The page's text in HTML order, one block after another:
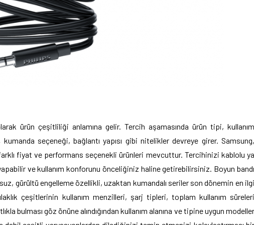
ürün çeşitliliği anlamına gelir. Tercih aşamasında ürün tipi, kullanım
kumanda seçeneği, bağlantı yapısı gibi nitelikler devreye girer. Samsung,
fiyat ve performans seçenekli ürünleri mevcuttur. Tercihinizi kablolu ya
ve kullanım konforunu önceliğiniz haline getirebilirsiniz. Boyun bandı
gürültü engelleme özellikli, uzaktan kumandalı seriler son dönemin en ilgi
çeşitlerinin kullanım menzilleri, şarj tipleri, toplam kullanım süreleri
bulması göz önüne alındığından kullanım alanına ve tipine uygun modeller